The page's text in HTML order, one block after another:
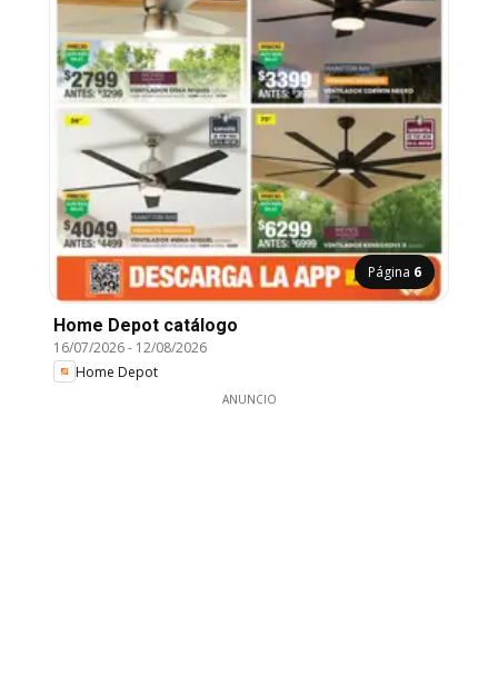
Página 6
Home Depot catálogo
16/07/2026- 12/08/2026
Home Depot
ANUNCIO